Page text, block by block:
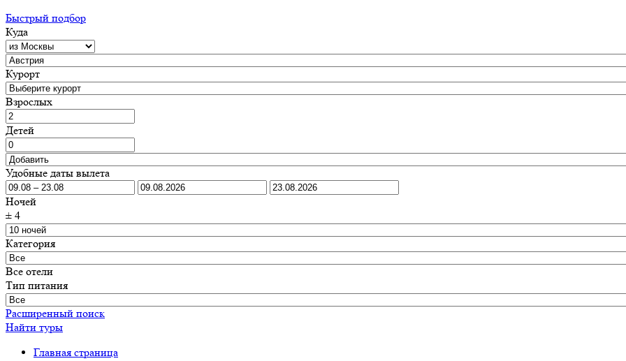
Быстрый подбор
Куда
Курорт
Взрослых
Детей
Удобные даты вылета
Ночей
± 4
Категория
Все отели
Тип питания
Расширенный поиск
Найти туры
Главная страница